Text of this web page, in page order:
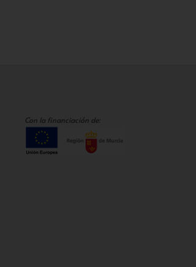
Con la financiación de: